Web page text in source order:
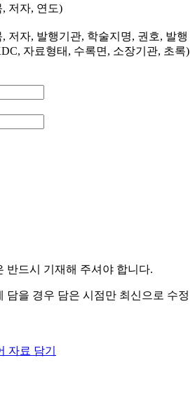
저자, 연도)
저자, 발행기관, 학술지명, 권호, 발행
자료형태, 수록면, 소장기관, 초록)
반드시 기재해 주셔야 합니다.
담을 경우 담은 시점만 최신으로 수정
자료 담기